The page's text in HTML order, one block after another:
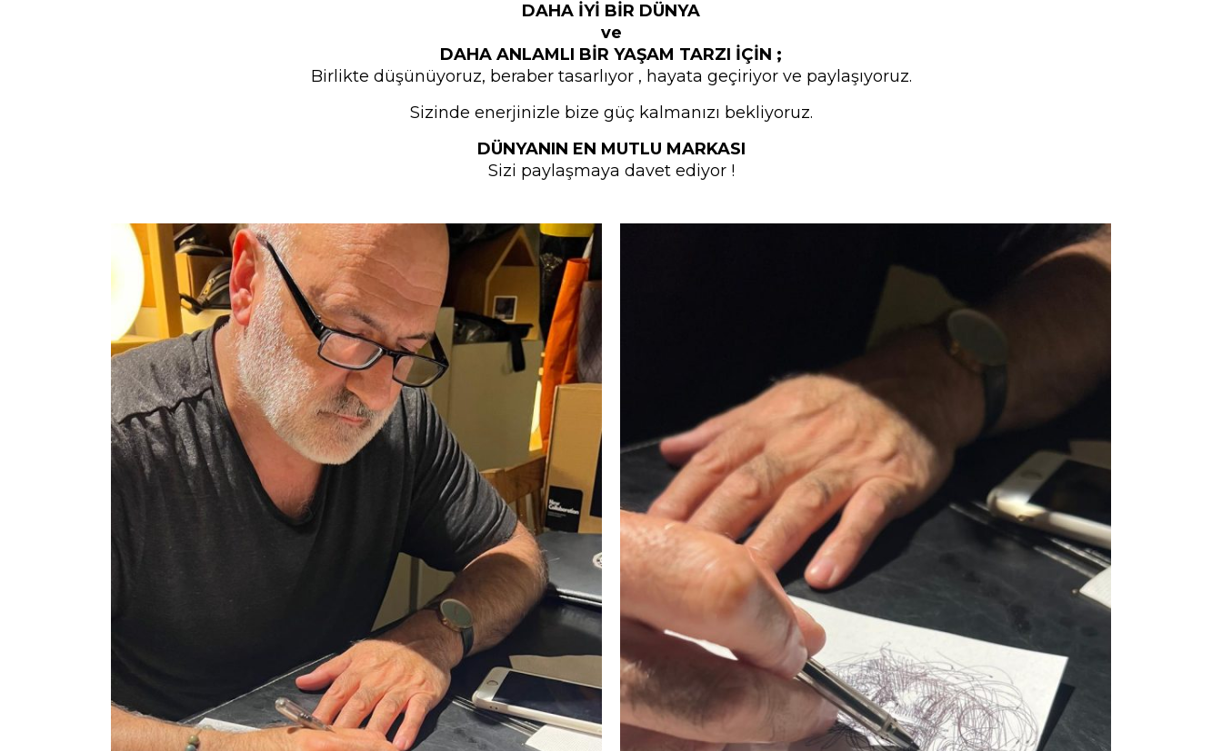
DAHA İYİ BİR DÜNYA
ve
DAHA ANLAMLI BİR YAŞAM TARZI İÇİN ;
Birlikte düşünüyoruz, beraber tasarlıyor , hayata geçiriyor ve paylaşıyoruz.
Sizinde enerjinizle bize güç kalmanızı bekliyoruz.
DÜNYANIN EN MUTLU MARKASI
Sizi paylaşmaya davet ediyor !